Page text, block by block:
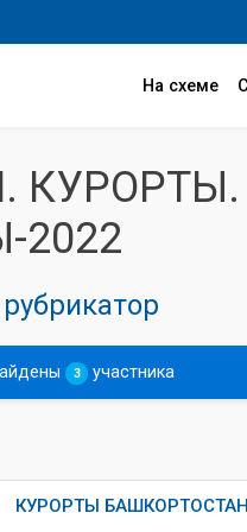
На схеме
2022
3 участника
КУРОРТЫ